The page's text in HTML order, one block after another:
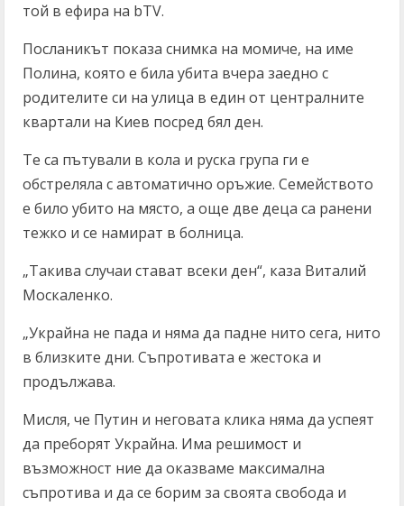
той в ефира на bTV.
Посланикът показа снимка на момиче, на име
Полина, която е била убита вчера заедно с
родителите си на улица в един от централните
квартали на Киев посред бял ден.
Те са пътували в кола и руска група ги е
обстреляла с автоматично оръжие. Семейството
е било убито на място, а още две деца са ранени
тежко и се намират в болница.
„Такива случаи стават всеки ден“, каза Виталий
Москаленко.
„Украйна не пада и няма да падне нито сега, нито
в близките дни. Съпротивата е жестока и
продължава.
Мисля, че Путин и неговата клика няма да успеят
да преборят Украйна. Има решимост и
възможност ние да оказваме максимална
съпротива и да се борим за своята свобода и